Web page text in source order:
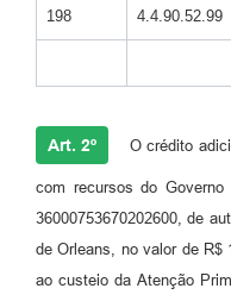
198 4.4.90.52.99
Art. 2º O crédito
com recursos do
36000753670202600, de
de Orleans, no valor de R$
ao custeio da Atenção